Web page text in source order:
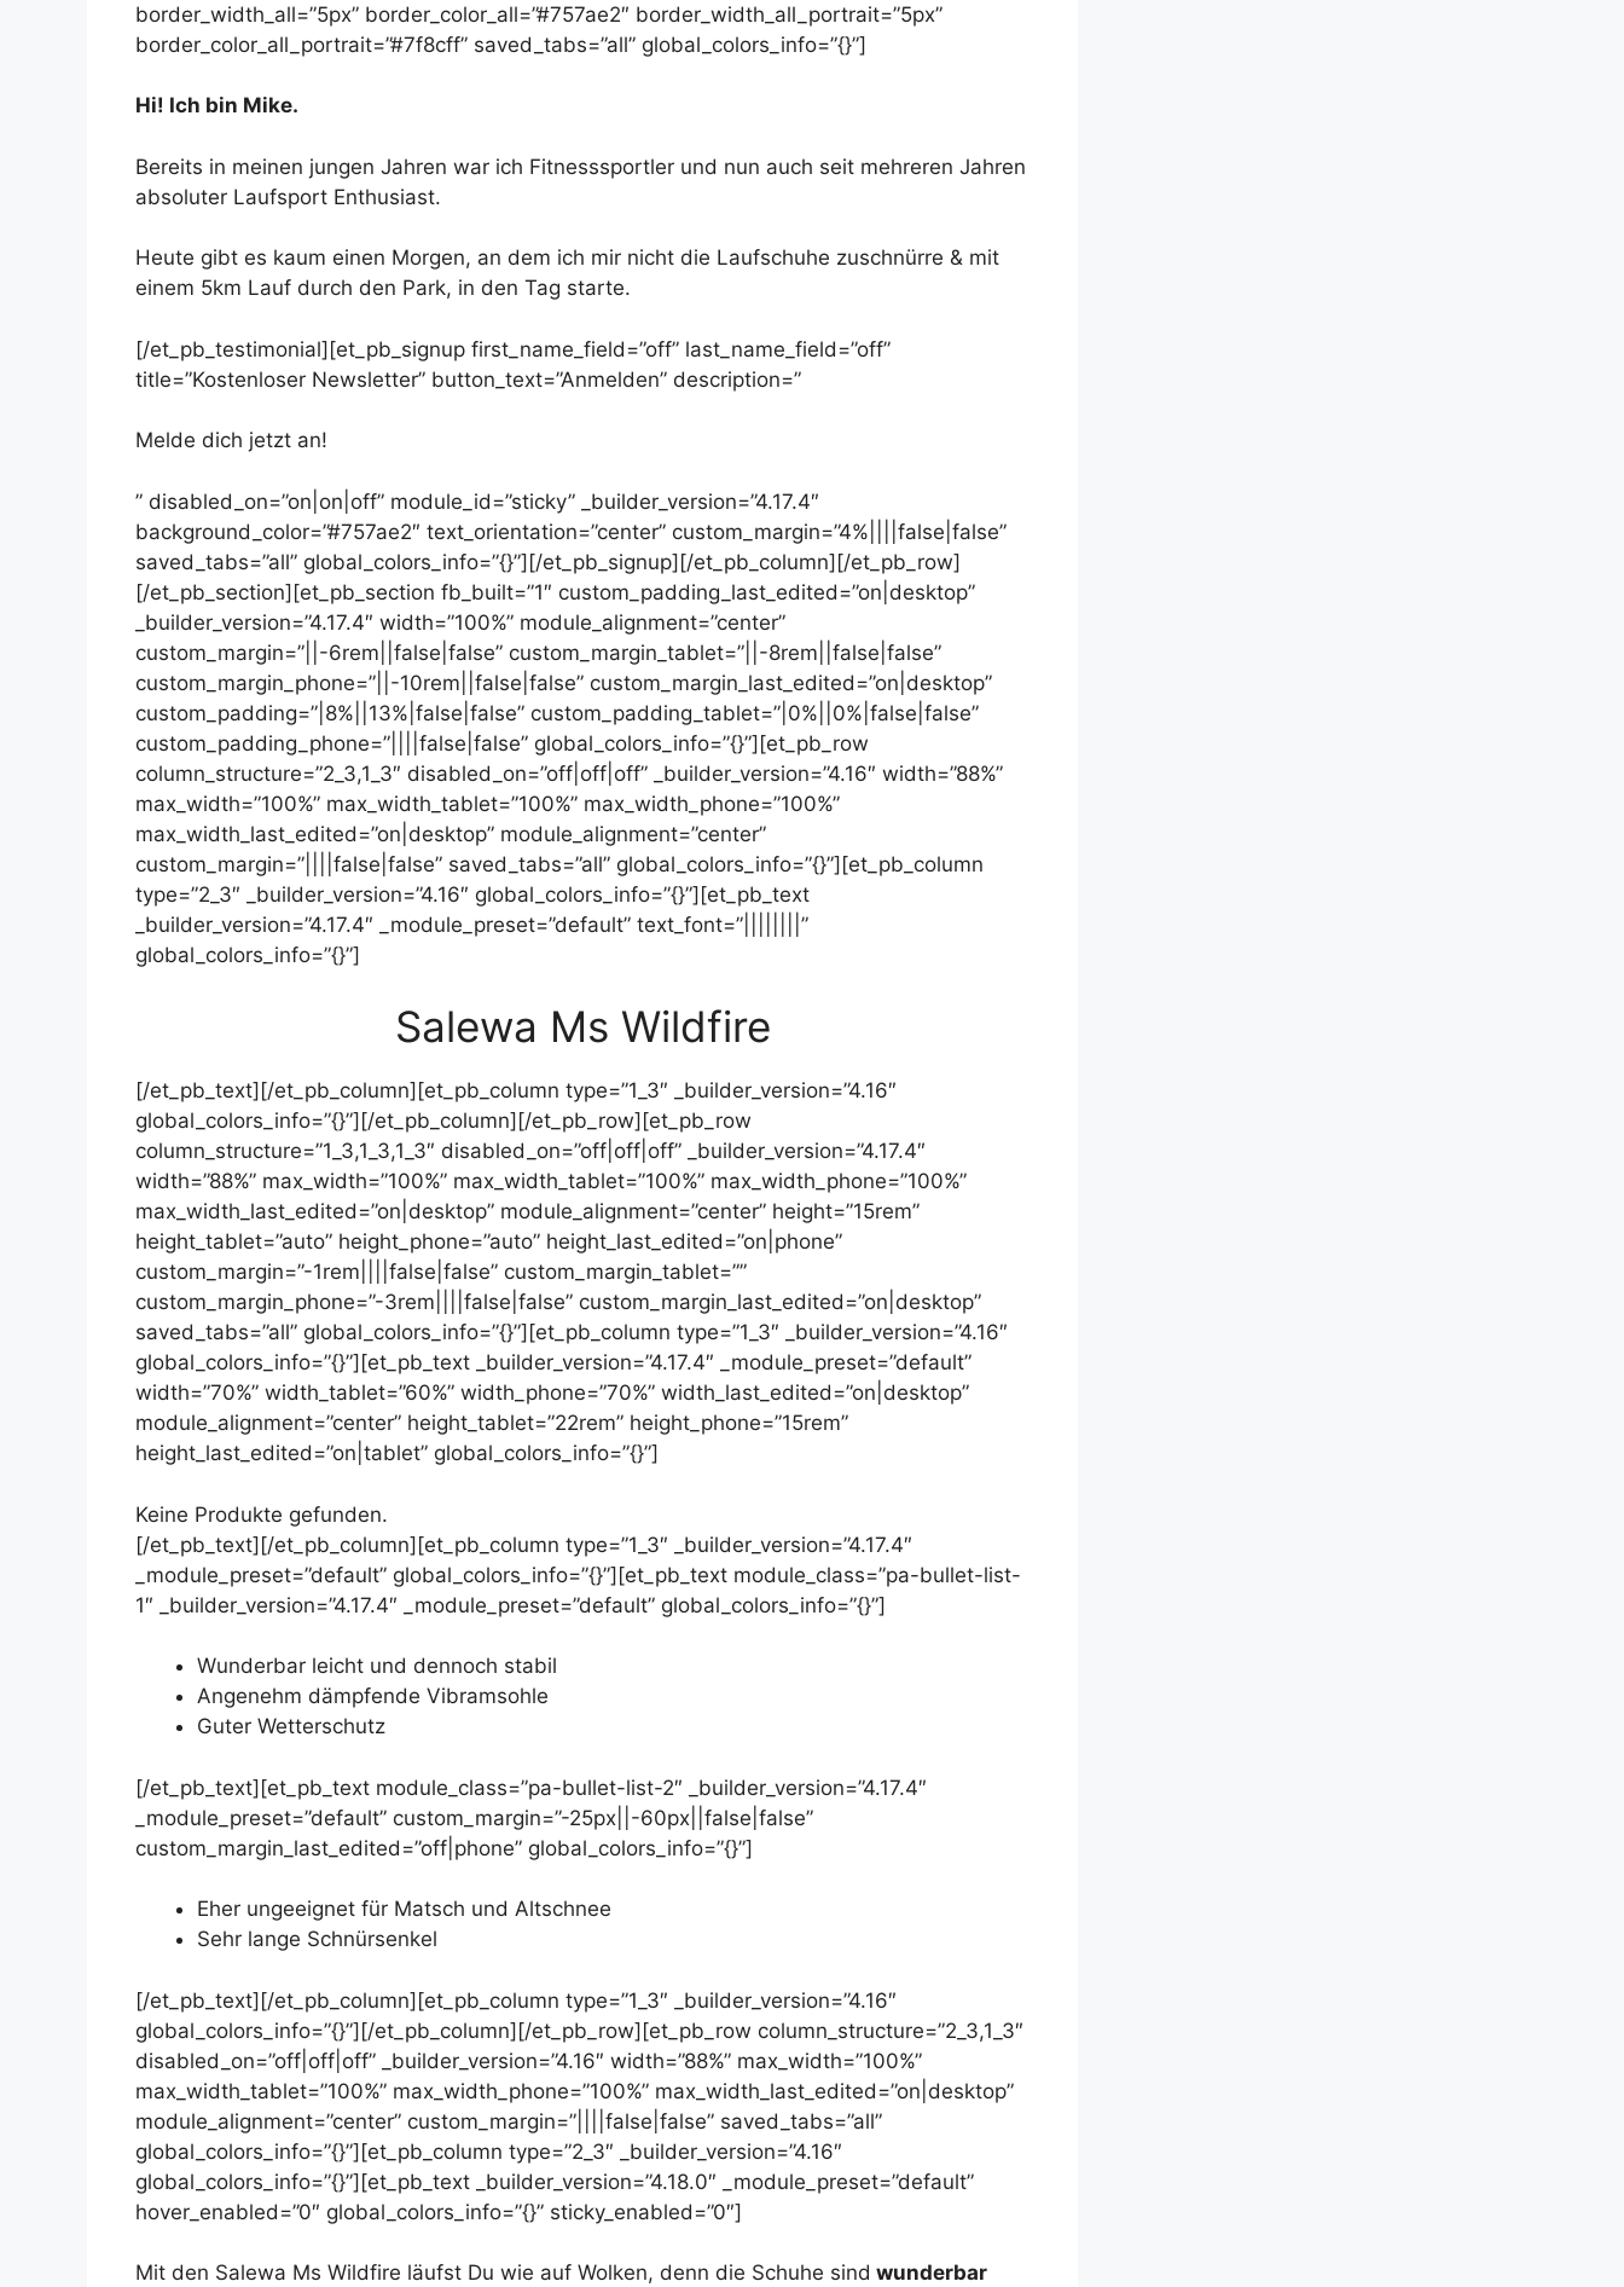
border_width_all=”5px” border_color_all=”#757ae2″ border_width_all_portrait=”5px”
border_color_all_portrait=”#7f8cff” saved_tabs=”all” global_colors_info=”{}”]
Hi! Ich bin Mike.
Bereits in meinen jungen Jahren war ich Fitnesssportler und nun auch seit mehreren Jahren
absoluter Laufsport Enthusiast.
Heute gibt es kaum einen Morgen, an dem ich mir nicht die Laufschuhe zuschnürre & mit
einem 5km Lauf durch den Park, in den Tag starte.
[/et_pb_testimonial][et_pb_signup first_name_field=”off” last_name_field=”off”
title=”Kostenloser Newsletter” button_text=”Anmelden” description=”
Melde dich jetzt an!
” disabled_on=”on|on|off” module_id=”sticky” _builder_version=”4.17.4″
background_color=”#757ae2″ text_orientation=”center” custom_margin=”4%||||false|false”
saved_tabs=”all” global_colors_info=”{}”][/et_pb_signup][/et_pb_column][/et_pb_row]
[/et_pb_section][et_pb_section fb_built=”1″ custom_padding_last_edited=”on|desktop”
_builder_version=”4.17.4″ width=”100%” module_alignment=”center”
custom_margin=”||-6rem||false|false” custom_margin_tablet=”||-8rem||false|false”
custom_margin_phone=”||-10rem||false|false” custom_margin_last_edited=”on|desktop”
custom_padding=”|8%||13%|false|false” custom_padding_tablet=”|0%||0%|false|false”
custom_padding_phone=”||||false|false” global_colors_info=”{}”][et_pb_row
column_structure=”2_3,1_3″ disabled_on=”off|off|off” _builder_version=”4.16″ width=”88%”
max_width=”100%” max_width_tablet=”100%” max_width_phone=”100%”
max_width_last_edited=”on|desktop” module_alignment=”center”
custom_margin=”||||false|false” saved_tabs=”all” global_colors_info=”{}”][et_pb_column
type=”2_3″ _builder_version=”4.16″ global_colors_info=”{}”][et_pb_text
_builder_version=”4.17.4″ _module_preset=”default” text_font=”||||||||”
global_colors_info=”{}”]
Salewa Ms Wildfire
[/et_pb_text][/et_pb_column][et_pb_column type=”1_3″ _builder_version=”4.16″
global_colors_info=”{}”][/et_pb_column][/et_pb_row][et_pb_row
column_structure=”1_3,1_3,1_3″ disabled_on=”off|off|off” _builder_version=”4.17.4″
width=”88%” max_width=”100%” max_width_tablet=”100%” max_width_phone=”100%”
max_width_last_edited=”on|desktop” module_alignment=”center” height=”15rem”
height_tablet=”auto” height_phone=”auto” height_last_edited=”on|phone”
custom_margin=”-1rem||||false|false” custom_margin_tablet=””
custom_margin_phone=”-3rem||||false|false” custom_margin_last_edited=”on|desktop”
saved_tabs=”all” global_colors_info=”{}”][et_pb_column type=”1_3″ _builder_version=”4.16″
global_colors_info=”{}”][et_pb_text _builder_version=”4.17.4″ _module_preset=”default”
width=”70%” width_tablet=”60%” width_phone=”70%” width_last_edited=”on|desktop”
module_alignment=”center” height_tablet=”22rem” height_phone=”15rem”
height_last_edited=”on|tablet” global_colors_info=”{}”]
Keine Produkte gefunden.
[/et_pb_text][/et_pb_column][et_pb_column type=”1_3″ _builder_version=”4.17.4″
_module_preset=”default” global_colors_info=”{}”][et_pb_text module_class=”pa-bullet-list-
1″ _builder_version=”4.17.4″ _module_preset=”default” global_colors_info=”{}”]
Wunderbar leicht und dennoch stabil
Angenehm dämpfende Vibramsohle
Guter Wetterschutz
[/et_pb_text][et_pb_text module_class=”pa-bullet-list-2″ _builder_version=”4.17.4″
_module_preset=”default” custom_margin=”-25px||-60px||false|false”
custom_margin_last_edited=”off|phone” global_colors_info=”{}”]
Eher ungeeignet für Matsch und Altschnee
Sehr lange Schnürsenkel
[/et_pb_text][/et_pb_column][et_pb_column type=”1_3″ _builder_version=”4.16″
global_colors_info=”{}”][/et_pb_column][/et_pb_row][et_pb_row column_structure=”2_3,1_3″
disabled_on=”off|off|off” _builder_version=”4.16″ width=”88%” max_width=”100%”
max_width_tablet=”100%” max_width_phone=”100%” max_width_last_edited=”on|desktop”
module_alignment=”center” custom_margin=”||||false|false” saved_tabs=”all”
global_colors_info=”{}”][et_pb_column type=”2_3″ _builder_version=”4.16″
global_colors_info=”{}”][et_pb_text _builder_version=”4.18.0″ _module_preset=”default”
hover_enabled=”0″ global_colors_info=”{}” sticky_enabled=”0″]
Mit den Salewa Ms Wildfire läufst Du wie auf Wolken, denn die Schuhe sind wunderbar